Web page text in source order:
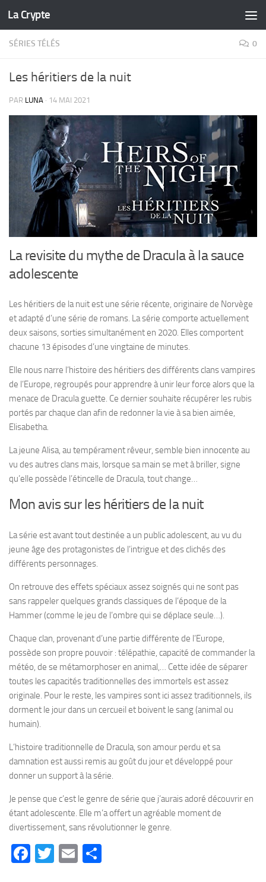
Skip to content
La Crypte
SÉRIES TÉLÉS 0
Les héritiers de la nuit
PAR LUNA · 14 MAI 2021
La revisite du mythe de Dracula à la sauce
adolescente
Les héritiers de la nuit est une série récente, originaire de Norvège
et adapté d’une série de romans. La série comporte actuellement
deux saisons, sorties simultanément en 2020. Elles comportent
chacune 13 épisodes d’une vingtaine de minutes.
Elle nous narre l’histoire des héritiers des différents clans vampires
de l’Europe, regroupés pour apprendre à unir leur force alors que la
menace de Dracula guette. Ce dernier souhaite récupérer les rubis
portés par chaque clan afin de redonner la vie à sa bien aimée,
Elisabetha.
La jeune Alisa, au tempérament rêveur, semble bien innocente au
vu des autres clans mais, lorsque sa main se met à briller, signe
qu’elle possède l’étincelle de Dracula, tout change…
Mon avis sur les héritiers de la nuit
La série est avant tout destinée a un public adolescent, au vu du
jeune âge des protagonistes de l’intrigue et des clichés des
différents personnages.
On retrouve des effets spéciaux assez soignés qui ne sont pas
sans rappeler quelques grands classiques de l’époque de la
Hammer (comme le jeu de l’ombre qui se déplace seule…).
Chaque clan, provenant d’une partie différente de l’Europe,
possède son propre pouvoir : télépathie, capacité de commander la
météo, de se métamorphoser en animal,… Cette idée de séparer
toutes les capacités traditionnelles des immortels est assez
originale. Pour le reste, les vampires sont ici assez traditionnels, ils
dorment le jour dans un cercueil et boivent le sang (animal ou
humain).
L’histoire traditionnelle de Dracula, son amour perdu et sa
damnation est aussi remis au goût du jour et développé pour
donner un support à la série.
Je pense que c’est le genre de série que j’aurais adoré découvrir en
étant adolescente. Elle m’a offert un agréable moment de
divertissement, sans révolutionner le genre.
Facebook
Twitter
Email